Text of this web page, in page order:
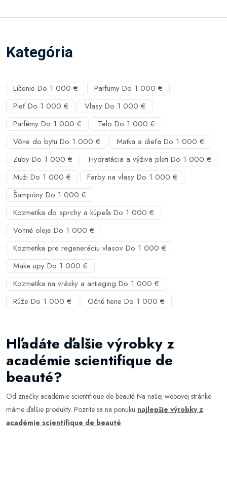
Kategória
Líčenie Do 1 000 €
Parfumy Do 1 000 €
Pleť Do 1 000 €
Vlasy Do 1 000 €
Parfémy Do 1 000 €
Telo Do 1 000 €
Vône do bytu Do 1 000 €
Matka a dieťa Do 1 000 €
Zuby Do 1 000 €
Hydratácia a výživa pleti Do 1 000 €
Muži Do 1 000 €
Farby na vlasy Do 1 000 €
Šampóny Do 1 000 €
Kozmetika do sprchy a kúpeľa Do 1 000 €
Vonné oleje Do 1 000 €
Kozmetika pre regeneráciu vlasov Do 1 000 €
Make upy Do 1 000 €
Kozmetika na vrásky a antiaging Do 1 000 €
Rúže Do 1 000 €
Očné tiene Do 1 000 €
Hľadáte ďalšie výrobky z
académie scientifique de
beauté?
Od značky académie scientifique de beauté Na našej webovej stránke
máme ďalšie produkty. Pozrite sa na ponuku najlepšie výrobky z
académie scientifique de beauté.